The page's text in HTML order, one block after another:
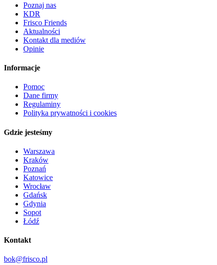
Poznaj nas
KDR
Frisco Friends
Aktualności
Kontakt dla mediów
Opinie
Informacje
Pomoc
Dane firmy
Regulaminy
Polityka prywatności i cookies
Gdzie jesteśmy
Warszawa
Kraków
Poznań
Katowice
Wrocław
Gdańsk
Gdynia
Sopot
Łódź
Kontakt
bok@frisco.pl